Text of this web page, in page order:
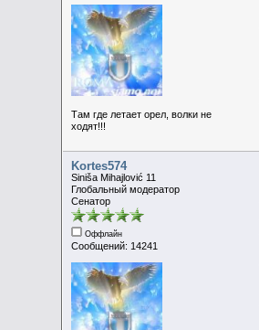
Там где летает орел, волки не
ходят!!!
Kortes574
Siniša Mihajlović 11
Глобальный модератор
Сенатор
Оффлайн
Сообщений: 14241